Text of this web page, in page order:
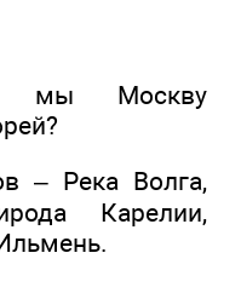
мы Москву
– Река Волга,
Карелии,